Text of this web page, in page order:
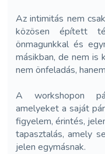
Az intimitás nem
közösen épített
önmagunkkal és
másikban, de nem is
nem önfeladás,
A workshopon
amelyeket a saját
figyelem, érintés,
tapasztalás, amely
jelen egymásnak.